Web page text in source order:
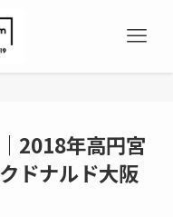
2018年高円宮
ドナルド大阪